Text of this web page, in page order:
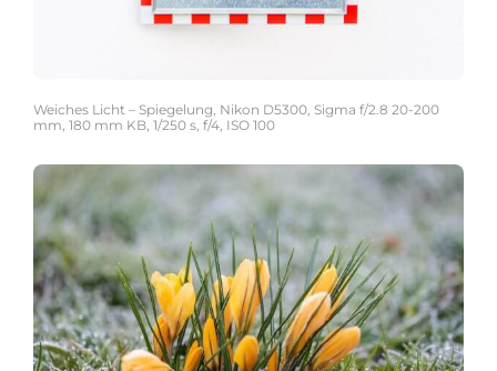
Weiches Licht – Spiegelung, Nikon D5300, Sigma f/2.8 20-200
mm, 180 mm KB, 1/250 s, f/4, ISO 100